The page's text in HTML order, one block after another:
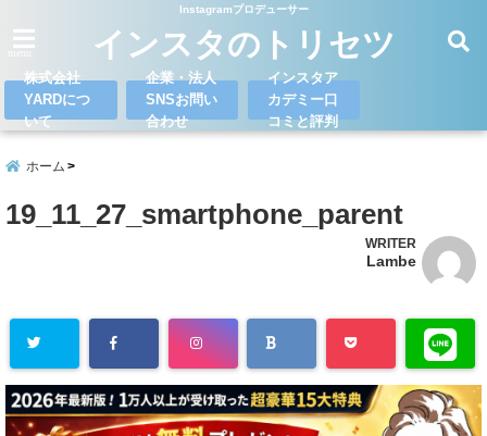
Instagramプロデューサー
インスタのトリセツ
株式会社
YARDにつ
いて
企業・法人
SNSお問い
合わせ
インスタア
カデミー口
コミと評判
ホーム
19_11_27_smartphone_parent
WRITER
Lambe